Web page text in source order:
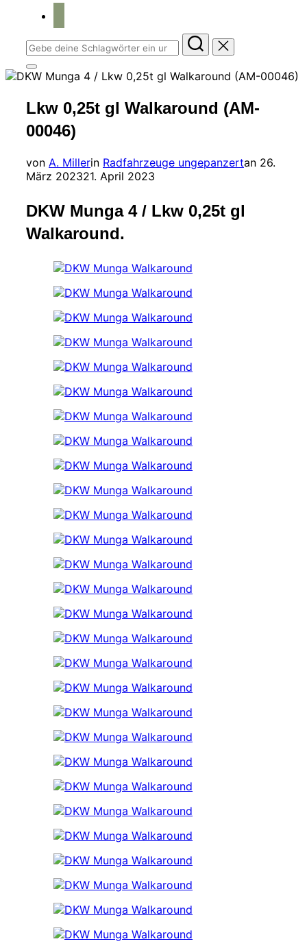
Suchen
nach:
Seitenleiste
&
umschalten
Lkw 0,25t gl Walkaround (AM-
00046)
von A. Millerin Radfahrzeuge ungepanzertan 26.
März 202321. April 2023
DKW Munga 4 / Lkw 0,25t gl
Walkaround.